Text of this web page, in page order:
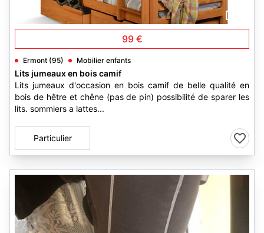
99 €
Ermont (95) Mobilier enfants
Lits jumeaux en bois camif
Lits jumeaux d'occasion en bois camif de belle qualité en
bois de hêtre et chêne (pas de pin) possibilité de sparer les
lits. sommiers a lattes...
Particulier